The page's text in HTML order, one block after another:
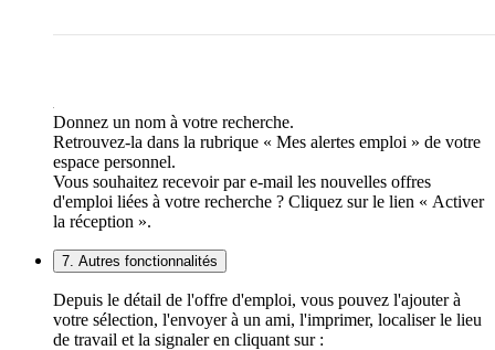
Donnez un nom à votre recherche.
Retrouvez-la dans la rubrique « Mes alertes emploi » de votre
espace personnel.
Vous souhaitez recevoir par e-mail les nouvelles offres
d'emploi liées à votre recherche ? Cliquez sur le lien « Activer
la réception ».
7. Autres fonctionnalités
Depuis le détail de l'offre d'emploi, vous pouvez l'ajouter à
votre sélection, l'envoyer à un ami, l'imprimer, localiser le lieu
de travail et la signaler en cliquant sur :